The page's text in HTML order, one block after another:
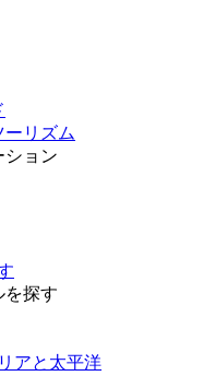
リズム
ション
を探す
アと太平洋